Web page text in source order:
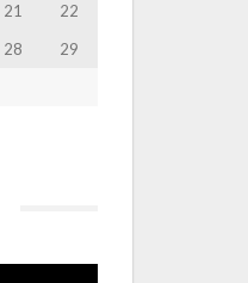
21
22
28
29